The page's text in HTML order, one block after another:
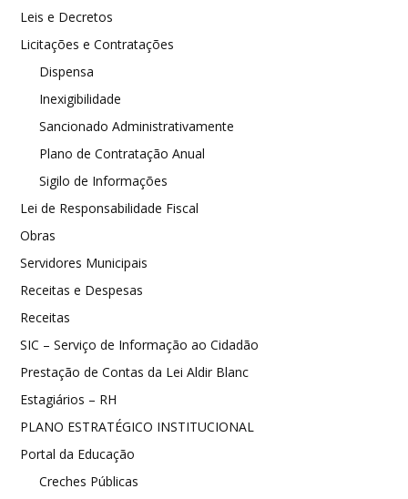
Leis e Decretos
Licitações e Contratações
Dispensa
Inexigibilidade
Sancionado Administrativamente
Plano de Contratação Anual
Sigilo de Informações
Lei de Responsabilidade Fiscal
Obras
Servidores Municipais
Receitas e Despesas
Receitas
SIC – Serviço de Informação ao Cidadão
Prestação de Contas da Lei Aldir Blanc
Estagiários – RH
PLANO ESTRATÉGICO INSTITUCIONAL
Portal da Educação
Creches Públicas